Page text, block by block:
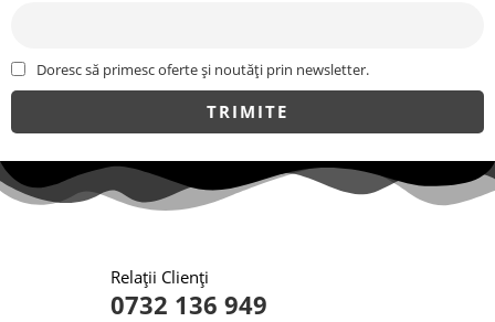
Doresc să primesc oferte și noutăți prin newsletter.
Relații Clienți
0732 136 949